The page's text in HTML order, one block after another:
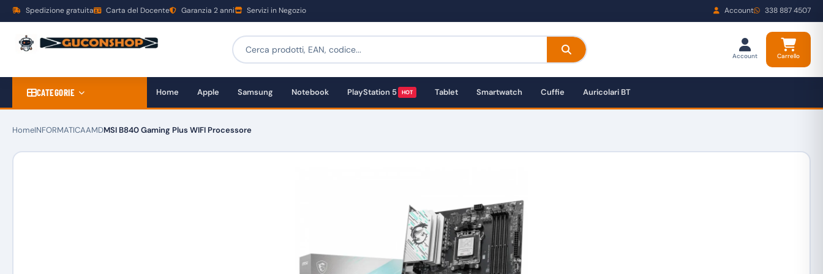
Spedizione gratuita Carta del Docente Garanzia 2 anni Servizi in Negozio Account 338 887 4507
Account Carrello
CATEGORIE Home Apple Samsung Notebook PlayStation 5 HOT Tablet Smartwatch Cuffie Auricolari BT
HomeINFORMATICAAMDMSI B840 Gaming Plus WIFI Processore